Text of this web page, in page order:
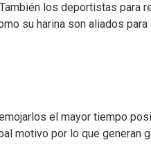
los deportistas para
su harina son aliados
el mayor tiempo
motivo por lo que